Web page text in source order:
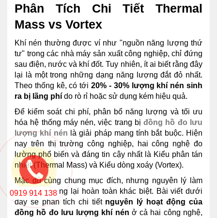
Phân Tích Chi Tiết Thermal
Mass vs Vortex
Khí nén thường được ví như "nguồn năng lượng thứ
tư" trong các nhà máy sản xuất công nghiệp, chỉ đứng
sau điện, nước và khí đốt. Tuy nhiên, ít ai biết rằng đây
lại là một trong những dạng năng lượng đắt đỏ nhất.
Theo thống kê, có tới20% - 30% lượng khí nén sinh
ra bị lãng phí do rò rỉ hoặc sử dụng kém hiệu quả.
Để kiểm soát chi phí, phân bổ năng lượng và tối ưu
hóa hệ thống máy nén, việc trang bịđồng hồ đo lưu
lượng khí nén là giải pháp mang tính bắt buộc. Hiện
nay trên thị trường công nghiệp, hai công nghệ đo
lường phổ biến và đáng tin cậy nhất là Kiểu phân tán
nhiệt (Thermal Mass) và Kiểu dòng xoáy (Vortex).
Mặc dù cùng chung mục đích, nhưng nguyên lý làm
việc của chúng lại hoàn toàn khác biệt. Bài viết dưới
đây sẽ phân tích chi tiết nguyên lý hoạt động của
đồng hồ đo lưu lượng khí nén ở cả hai công nghệ,
0919 914 138